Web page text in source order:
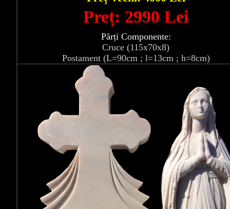
Preț: 2990 Lei
Părți Componente:
Cruce (115x70x8)
Postament (L=90cm ; l=13cm ; h=8cm)